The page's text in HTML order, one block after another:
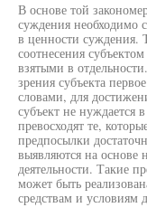
В основе той
суждения необходимо
в ценности суждения.
соотнесения
взятыми в
зрения субъекта
словами, для
субъект не нуждается
превосходят те,
предпосылки
выявляются на основе
деятельности. Такие
может быть
средствам и условиям